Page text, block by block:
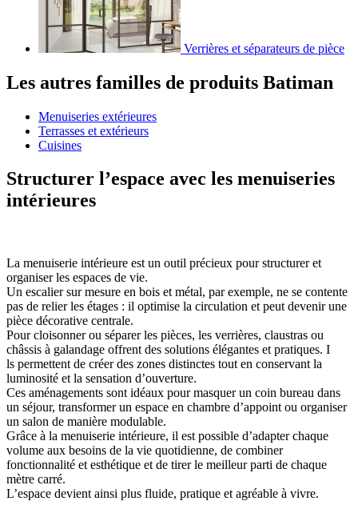
Verrières et séparateurs de pièce
Les autres familles de produits Batiman
Menuiseries extérieures
Terrasses et extérieurs
Cuisines
Structurer l’espace avec les menuiseries
intérieures
La menuiserie intérieure est un outil précieux pour structurer et
organiser les espaces de vie.
Un escalier sur mesure en bois et métal, par exemple, ne se contente
pas de relier les étages : il optimise la circulation et peut devenir une
pièce décorative centrale.
Pour cloisonner ou séparer les pièces, les verrières, claustras ou
châssis à galandage offrent des solutions élégantes et pratiques. I
ls permettent de créer des zones distinctes tout en conservant la
luminosité et la sensation d’ouverture.
Ces aménagements sont idéaux pour masquer un coin bureau dans
un séjour, transformer un espace en chambre d’appoint ou organiser
un salon de manière modulable.
Grâce à la menuiserie intérieure, il est possible d’adapter chaque
volume aux besoins de la vie quotidienne, de combiner
fonctionnalité et esthétique et de tirer le meilleur parti de chaque
mètre carré.
L’espace devient ainsi plus fluide, pratique et agréable à vivre.